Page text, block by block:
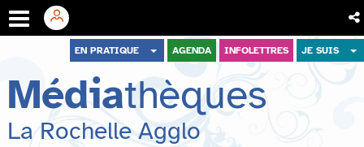
menu
contenu
recherche
EN PRATIQUE AGENDA INFOLETTRES JE SUIS
Médiathèques
La Rochelle Agglo